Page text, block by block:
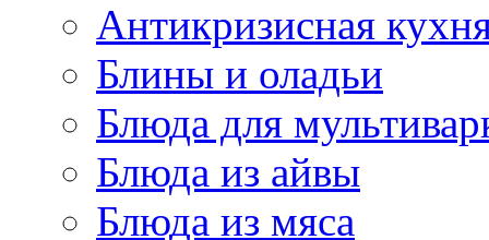
Антикризисная
Блины и оладьи
Блюда для
Блюда из айвы
Блюда из мяса